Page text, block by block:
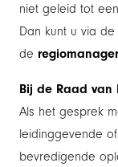
niet geleid tot
Dan kunt u via
de
Bij de Raad van
Als het gesprek
leidinggevende
bevredigende